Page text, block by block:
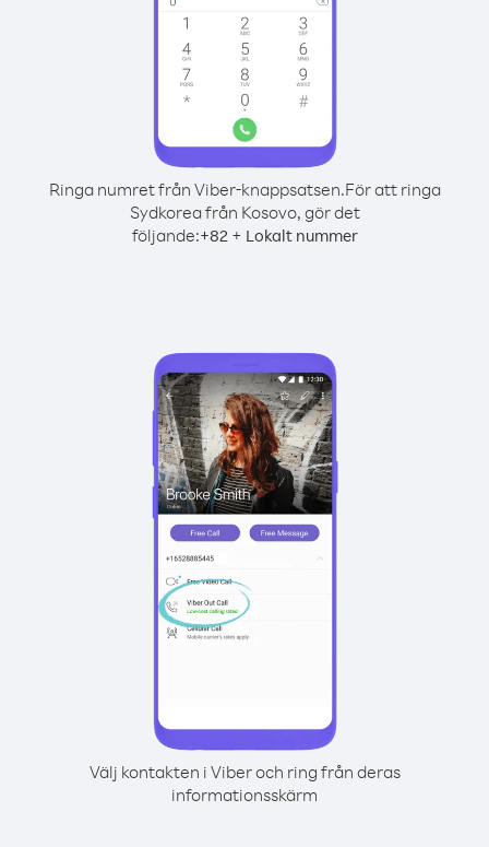
Ringa numret från Viber-knappsatsen.För att ringa
Sydkorea från Kosovo, gör det
följande:+82+ Lokalt nummer
Välj kontakten i Viber och ring från deras
informationsskärm